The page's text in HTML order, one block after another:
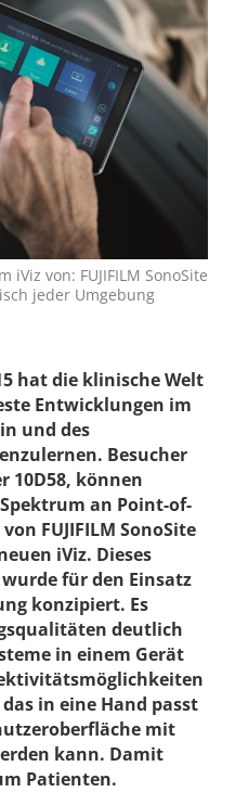
von: FUJIFILM SonoSite
jeder Umgebung
hat die klinische Welt
Entwicklungen im
und des
Besucher
10D58, können
an Point-of-
FUJIFILM SonoSite
iViz. Dieses
für den Einsatz
konzipiert. Es
deutlich
in einem Gerät
in eine Hand passt
mit
kann. Damit
Patienten.